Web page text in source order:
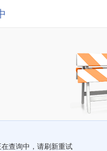
在查询中，请刷新重试